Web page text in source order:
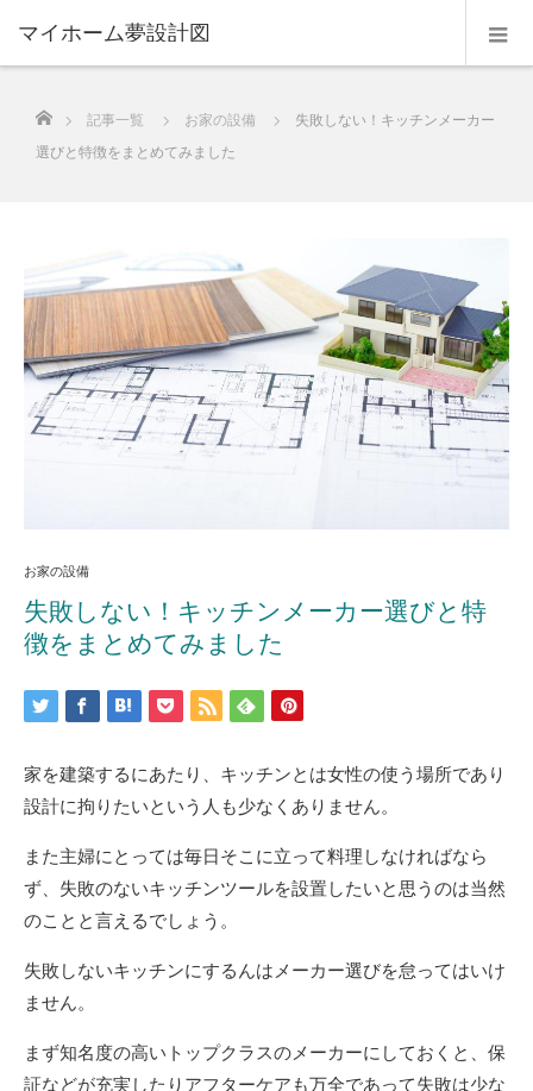
マイホーム夢設計図
ホーム
記事一覧 お家の設備
失敗しない！キッチンメーカー
選びと特徴をまとめてみました
お家の設備
失敗しない！キッチンメーカー選びと特
徴をまとめてみました
家を建築するにあたり、キッチンとは女性の使う場所であり
設計に拘りたいという人も少なくありません。
また主婦にとっては毎日そこに立って料理しなければなら
ず、失敗のないキッチンツールを設置したいと思うのは当然
のことと言えるでしょう。
失敗しないキッチンにするんはメーカー選びを怠ってはいけ
ません。
まず知名度の高いトップクラスのメーカーにしておくと、保
証などが充実したりアフターケアも万全であって失敗は少な